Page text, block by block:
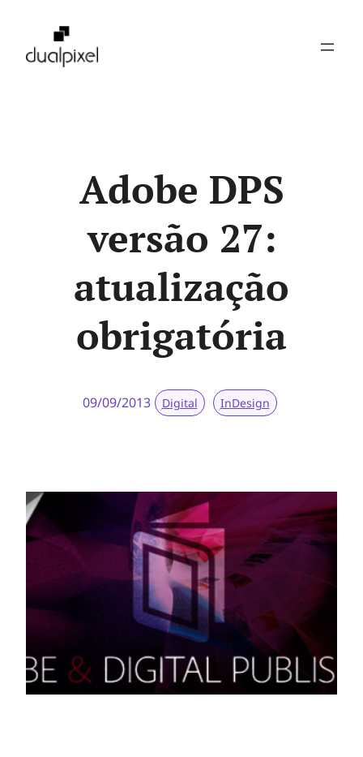
Adobe DPS
versão 27:
atualização
obrigatória
09/09/2013 Digital InDesign